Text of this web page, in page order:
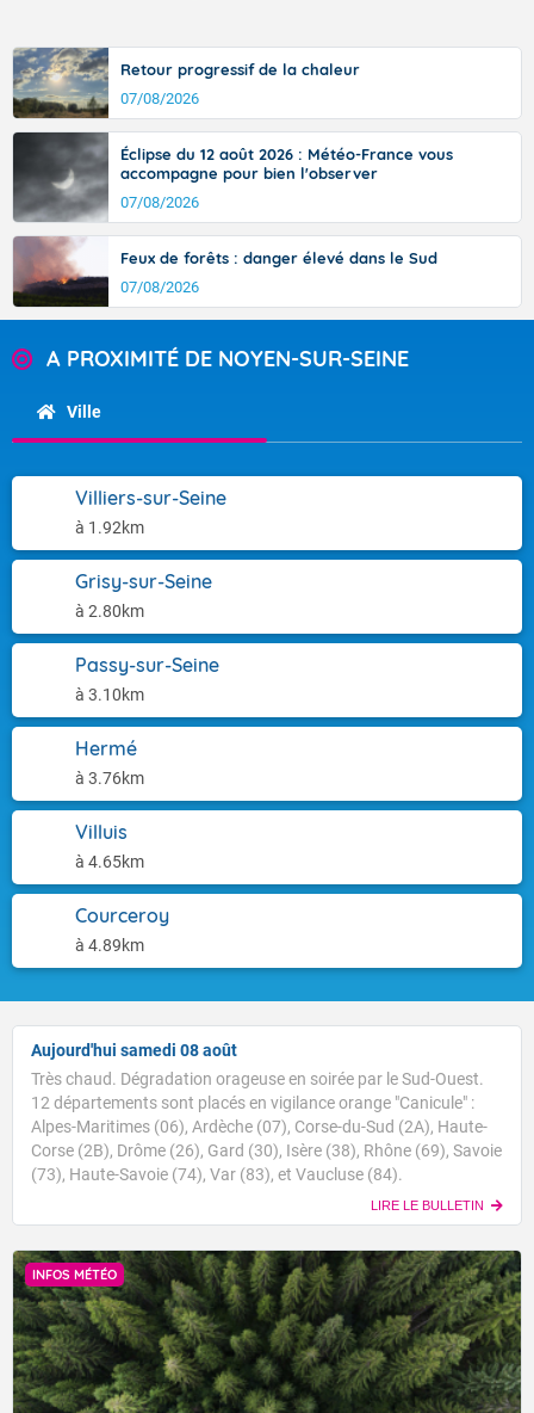
Retour progressif de la chaleur
07/08/2026
Éclipse du 12 août 2026 : Météo-France vous
accompagne pour bien l'observer
07/08/2026
Feux de forêts : danger élevé dans le Sud
07/08/2026
A PROXIMITÉ DE NOYEN-SUR-SEINE
Ville
Villiers-sur-Seine
à 1.92km
Grisy-sur-Seine
à 2.80km
Passy-sur-Seine
à 3.10km
Hermé
à 3.76km
Villuis
à 4.65km
Courceroy
à 4.89km
Aujourd'hui samedi 08 août
Très chaud. Dégradation orageuse en soirée par le Sud-Ouest.
12 départements sont placés en vigilance orange "Canicule" :
Alpes-Maritimes (06), Ardèche (07), Corse-du-Sud (2A), Haute-
Corse (2B), Drôme (26), Gard (30), Isère (38), Rhône (69), Savoie
(73), Haute-Savoie (74), Var (83), et Vaucluse (84).
LIRE LE BULLETIN
INFOS MÉTÉO